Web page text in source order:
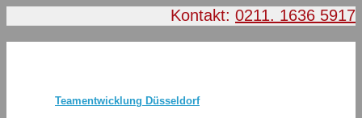
Kontakt: 0211. 1636 5917
Teamentwicklung Düsseldorf